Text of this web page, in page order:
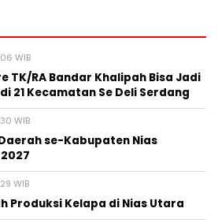
WIB
TK/RA Bandar Khalipah Bisa Jadi
21 Kecamatan Se Deli Serdang
WIB
se-Kabupaten Nias
WIB
Produksi Kelapa di Nias Utara